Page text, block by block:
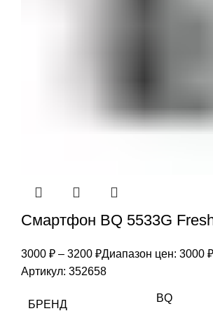
Смартфон BQ 5533G
3000 ₽ – 3200 ₽Диапазон цен: 3000
Артикул: 352658
БРЕНД
BQ